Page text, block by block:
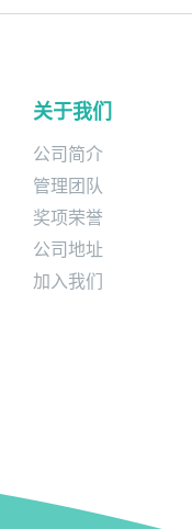
关于我们
公司简介
管理团队
奖项荣誉
公司地址
加入我们